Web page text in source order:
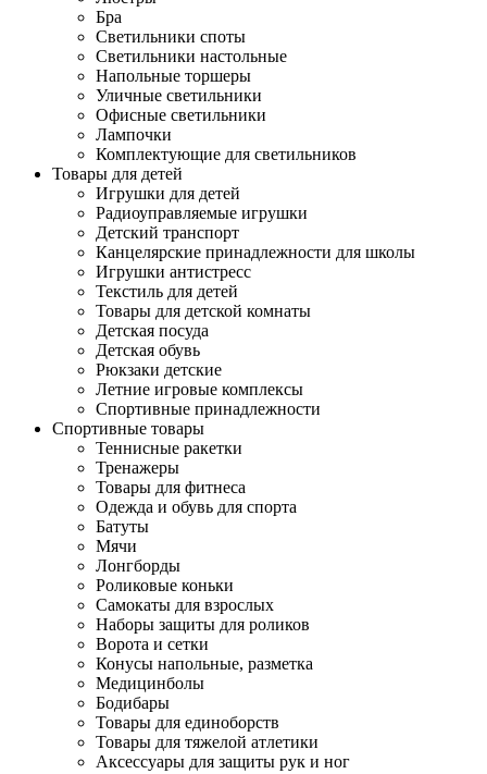
Бра
Светильники споты
Светильники настольные
Напольные торшеры
Уличные светильники
Офисные светильники
Лампочки
Комплектующие для светильников
Товары для детей
Игрушки для детей
Радиоуправляемые игрушки
Детский транспорт
Канцелярские принадлежности для школы
Игрушки антистресс
Текстиль для детей
Товары для детской комнаты
Детская посуда
Детская обувь
Рюкзаки детские
Летние игровые комплексы
Спортивные принадлежности
Спортивные товары
Теннисные ракетки
Тренажеры
Товары для фитнеса
Одежда и обувь для спорта
Батуты
Мячи
Лонгборды
Роликовые коньки
Самокаты для взрослых
Наборы защиты для роликов
Ворота и сетки
Конусы напольные, разметка
Медицинболы
Бодибары
Товары для единоборств
Товары для тяжелой атлетики
Аксессуары для защиты рук и ног